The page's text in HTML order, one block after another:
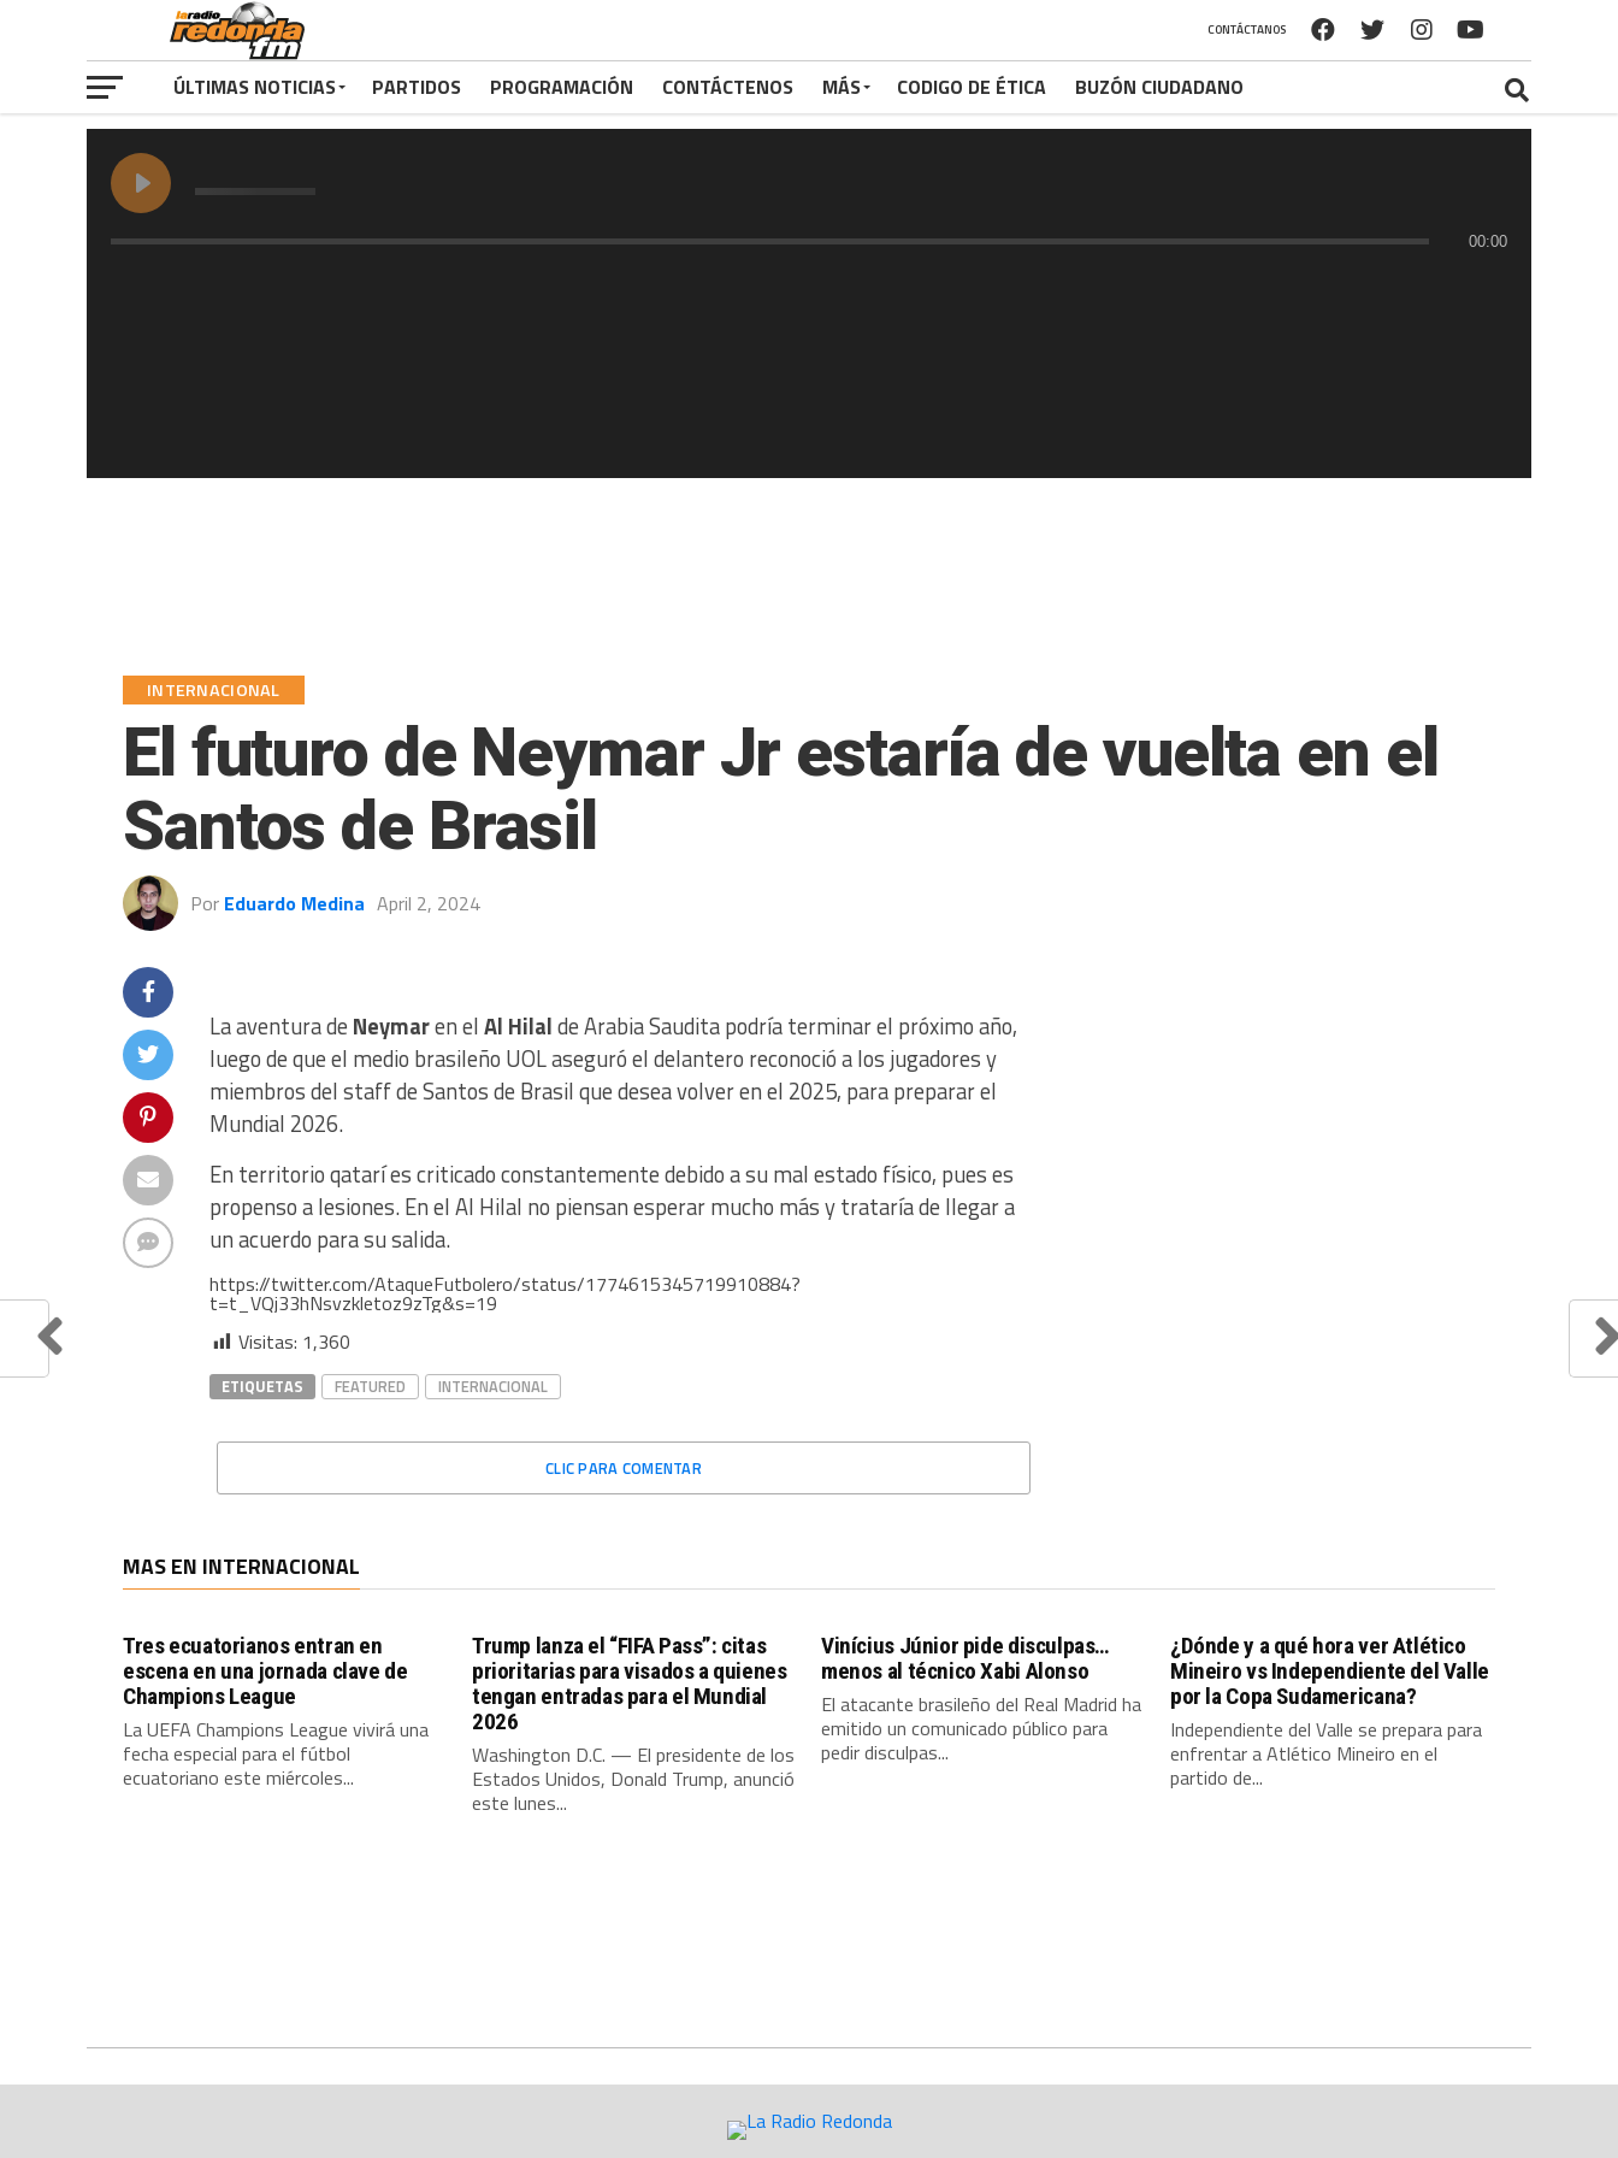
00:00
CONTÁCTANOS
ÚLTIMAS NOTICIAS PARTIDOS PROGRAMACIÓN CONTÁCTENOS MÁS CODIGO DE ÉTICA BUZÓN CIUDADANO
INTERNACIONAL
El futuro de Neymar Jr estaría de vuelta en el
Santos de Brasil
Por Eduardo Medina April 2, 2024
La aventura de Neymaren elAl Hilalde Arabia Saudita podría terminar el próximo año,
luego de que el medio brasileño UOL aseguró el delantero reconoció a los jugadores y
miembros del staff de Santos de Brasil que desea volver en el 2025, para preparar el
Mundial 2026.
En territorio qatarí es criticado constantemente debido a su mal estado físico, pues es
propenso a lesiones. En el Al Hilal no piensan esperar mucho más y trataría de llegar a
un acuerdo para su salida.
https://twitter.com/AtaqueFutbolero/status/1774615345719910884?
t=t_VQj33hNsvzkletoz9zTg&s=19
Visitas: 1,360
ETIQUETAS FEATURED INTERNACIONAL
CLIC PARA COMENTAR
MAS EN INTERNACIONAL
Tres ecuatorianos entran en
escena en una jornada clave de
Champions League
La UEFA Champions League vivirá una
fecha especial para el fútbol
ecuatoriano este miércoles...
Trump lanza el “FIFA Pass”: citas
prioritarias para visados a quienes
tengan entradas para el Mundial
2026
Washington D.C. — El presidente de los
Estados Unidos, Donald Trump, anunció
este lunes...
Vinícius Júnior pide disculpas…
menos al técnico Xabi Alonso
El atacante brasileño del Real Madrid ha
emitido un comunicado público para
pedir disculpas...
¿Dónde y a qué hora ver Atlético
Mineiro vs Independiente del Valle
por la Copa Sudamericana?
Independiente del Valle se prepara para
enfrentar a Atlético Mineiro en el
partido de...